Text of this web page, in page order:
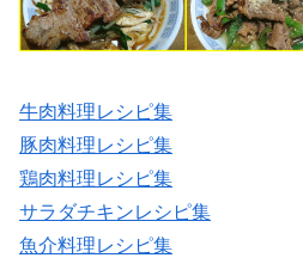
牛肉料理レシピ集
豚肉料理レシピ集
鶏肉料理レシピ集
サラダチキンレシピ集
魚介料理レシピ集